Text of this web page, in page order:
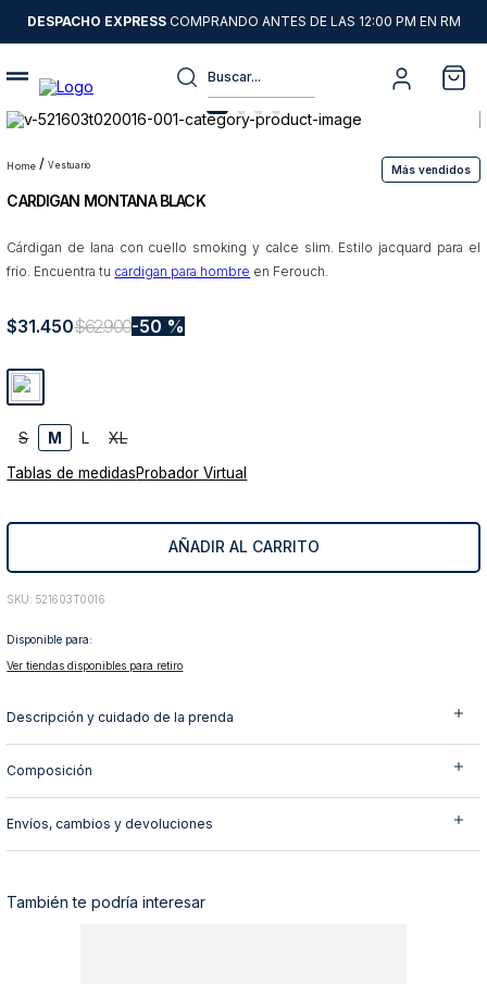
DESPACHO EXPRESSCOMPRANDO ANTES DE LAS 12:00 PM EN RM
Buscar...
vestuario Más vendidos
CARDIGAN MONTANA BLACK
Cárdigan de lana con cuello smoking y calce slim. Estilo jacquard para el
frío. Encuentra tu cardigan para hombre en Ferouch.
$31.450$62.900 50 %
S M L XL
Tablas de medidasProbador Virtual
AÑADIR AL CARRITO
: 521603T0016
Disponible para:
Ver tiendas disponibles para retiro
Descripción y cuidado de la prenda
Composición
Envíos, cambios y devoluciones
También te podría interesar
1.
sweater
2.
camisas
3.
chaquetas
5.
jeans
7.
8
chaqueta
9.
poleron